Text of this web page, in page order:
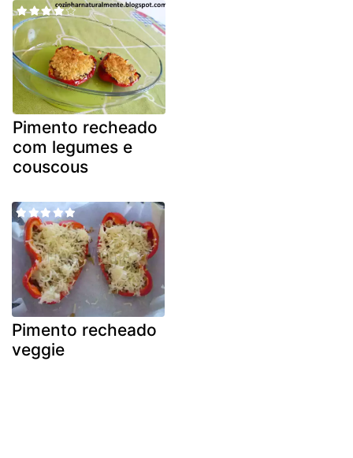
Pimento recheado
com legumes e
couscous
Pimento recheado
veggie